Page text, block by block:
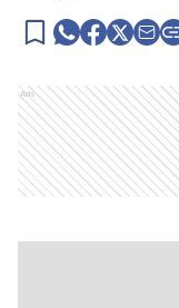
Ads